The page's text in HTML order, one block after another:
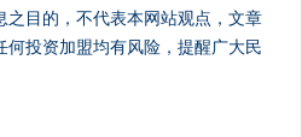
之目的，不代表本网站观点，文章
投资加盟均有风险，提醒广大民